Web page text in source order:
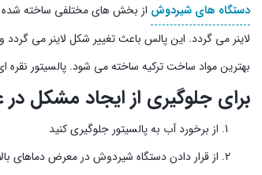
دستگاه های شیردوش
لاینر می گردد. این پالس باعث تغییر شکل لاینر می
بهترین مواد ساخت ترکیه ساخته می شود. پالسیتور نقره ای 2 کانال انکا قابلیت نصب به روی انواع دستگاه
برای جلوگیری از ایجاد مشکل در
از برخورد آب به پالسیتور جلوگیری کنید
از قرار دادن دستگاه شیردوش در معرض دماهای